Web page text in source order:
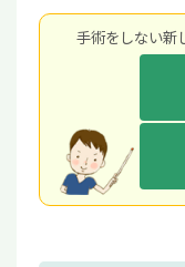
手術をしない新